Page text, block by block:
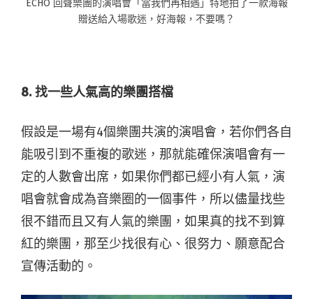
ECHO 回聲樂團的演唱會「當我們再相遇」特地拍了一款海報
贈送給入場歌迷，好海報，不要嗎？
8. 找一些人氣高的樂團搭檔
假設是一場有4個樂團共演的演唱會，若你們各自
能吸引到不重複的歌迷，那就能確保演唱會有一
定的人數會出席，如果你們都已經小有人氣，演
唱會就會成為音樂圈的一個事件，所以儘量找些
很不錯而且又有人氣的樂團，如果真的找不到算
紅的樂團，那至少找很有心、很努力、願意配合
宣傳活動的。